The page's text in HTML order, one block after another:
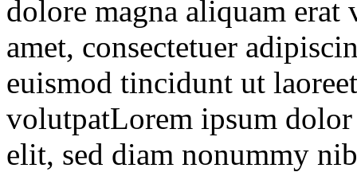
dolore magna aliquam
amet, consectetuer
euismod tincidunt ut
volutpatLorem ipsum
elit, sed diam nonummy